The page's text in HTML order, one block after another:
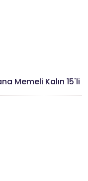
Memeli Kalın 15'li